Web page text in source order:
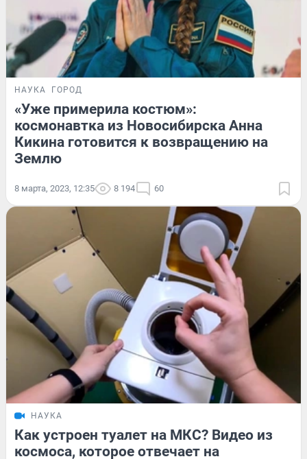
НАУКА ГОРОД
«Уже примерила костюм»:
космонавтка из Новосибирска Анна
Кикина готовится к возвращению на
Землю
8 марта, 2023, 12:35 8 194 60
НАУКА
Как устроен туалет на МКС? Видео из
космоса, которое отвечает на